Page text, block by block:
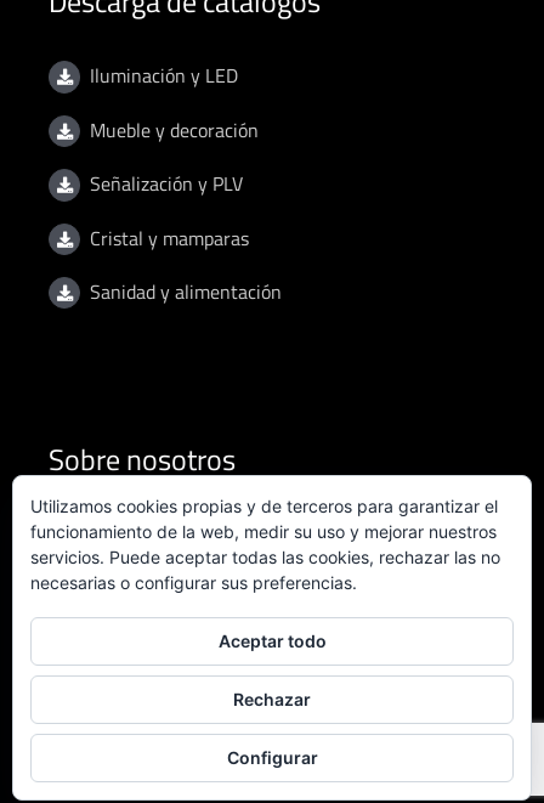
Iluminación y LED
Mueble y decoración
Señalización y PLV
Cristal y mamparas
Sanidad y alimentación
Sobre nosotros
Condiciones de uso
Política de privacidad
Política de calidad
Certificado ISO 9001:2015
Utilizamos cookies propias y de terceros para garantizar el
funcionamiento de la web, medir su uso y mejorar nuestros
servicios. Puede aceptar todas las cookies, rechazar las no
necesarias o configurar sus preferencias.
Aceptar todo
Rechazar
Configurar